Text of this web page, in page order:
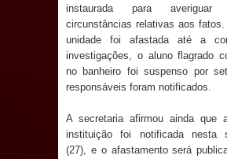
e deve atrair grande
Nota de pesar: Câmara
lamenta a morte da ex-
Prefeito Major Sidnei
instaurada para
circunstâncias relativas aos fatos.
unidade foi afastada até a
investigações, o aluno flagrado
no banheiro foi suspenso por
responsáveis foram notificados.
A secretaria afirmou ainda que
instituição foi notificada nesta
(27), e o afastamento será